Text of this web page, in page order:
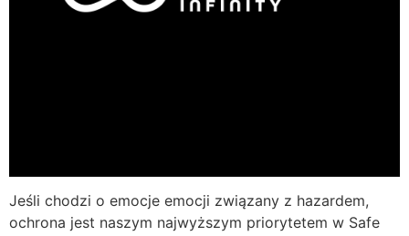
Jeśli chodzi o emocje emocji związany z hazardem,
ochrona jest naszym najwyższym priorytetem w Safe